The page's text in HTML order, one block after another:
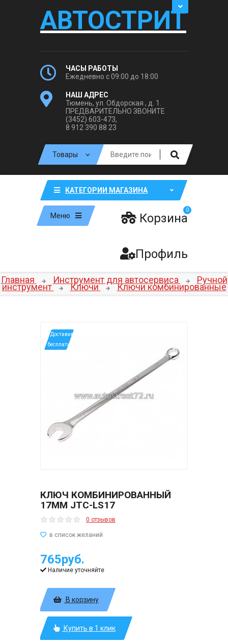
АВТОСТРИТ
ЧАСЫ РАБОТЫ
Ежедневно с 09:00 до 18:00
НАШ АДРЕС
Тюмень, ул. Обдорская , д. 1.
ПРЕДВАРИТЕЛЬНО ЗВОНИТЕ
(3452) 603-473,
8 912 390 88 23
КАТЕГОРИИ МАГАЗИНА
Меню Корзина
0
Профиль
Главная Инструмент для автосервиса Ручной
инструмент Ключи Ключи комбинированные
*Доставим
бесплатно
КЛЮЧ КОМБИНИРОВАННЫЙ
17ММ JTC-LS17
0 отзывов
765руб.
Наличие уточняйте
В корзину
Купить в 1 клик